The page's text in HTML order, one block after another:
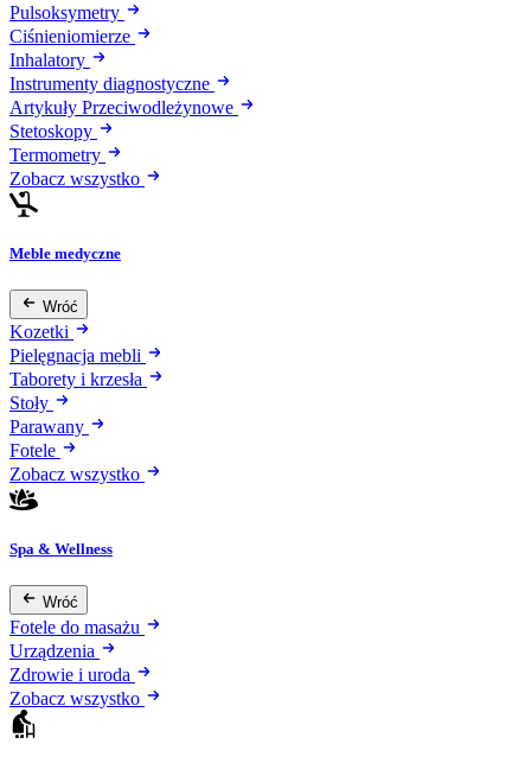
Pulsoksymetry
Ciśnieniomierze
Inhalatory
Instrumenty diagnostyczne
Artykuły Przeciwodleżynowe
Stetoskopy
Termometry
Zobacz wszystko
Meble medyczne
Wróć
Kozetki
Pielęgnacja mebli
Taborety i krzesła
Stoły
Parawany
Fotele
Zobacz wszystko
Spa & Wellness
Wróć
Fotele do masażu
Urządzenia
Zdrowie i uroda
Zobacz wszystko